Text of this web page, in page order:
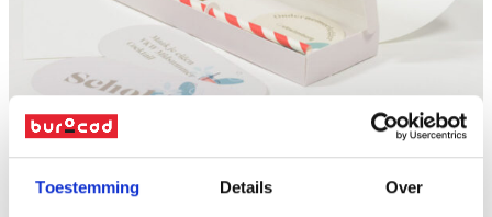
Toestemming Details Over
Naar overzicht